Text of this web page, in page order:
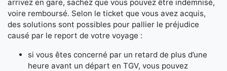
arrivez en gare, sachez que vous pouvez être indemnisé,
voire remboursé. Selon le ticket que vous avez acquis,
des solutions sont possibles pour pallier le préjudice
causé par le report de votre voyage :
si vous êtes concerné par un retard de plus d’une
heure avant un départ en TGV, vous pouvez